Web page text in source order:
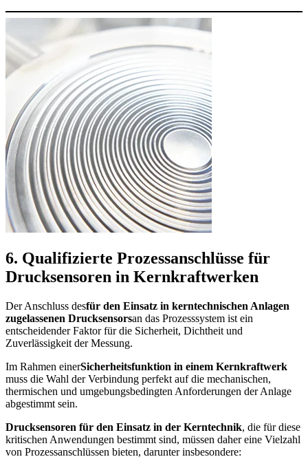
6. Qualifizierte Prozessanschlüsse für
Drucksensoren in Kernkraftwerken
Der Anschluss desfür den Einsatz in kerntechnischen Anlagen
zugelassenen Drucksensorsan das Prozesssystem ist ein
entscheidender Faktor für die Sicherheit, Dichtheit und
Zuverlässigkeit der Messung.
Im Rahmen einerSicherheitsfunktion in einem Kernkraftwerk
muss die Wahl der Verbindung perfekt auf die mechanischen,
thermischen und umgebungsbedingten Anforderungen der Anlage
abgestimmt sein.
Drucksensoren für den Einsatz in der Kerntechnik, die für diese
kritischen Anwendungen bestimmt sind, müssen daher eine Vielzahl
von Prozessanschlüssen bieten, darunter insbesondere: